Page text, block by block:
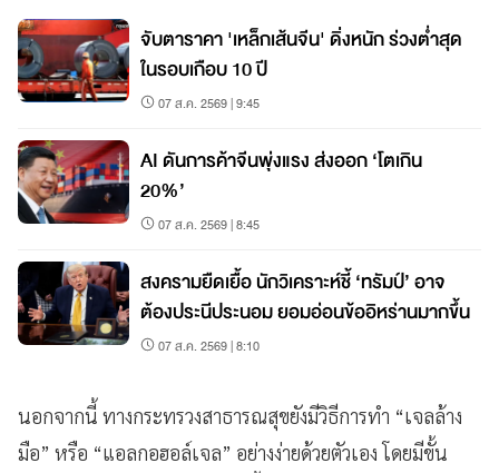
จับตาราคา 'เหล็กเส้นจีน' ดิ่งหนัก ร่วงต่ำสุด
ในรอบเกือบ 10 ปี
07 ส.ค. 2569 | 9:45
AI ดันการค้าจีนพุ่งแรง ส่งออก ‘โตเกิน
20%’
07 ส.ค. 2569 | 8:45
สงครามยืดเยื้อ นักวิเคราะห์ชี้ ‘ทรัมป์’ อาจ
ต้องประนีประนอม ยอมอ่อนข้ออิหร่านมากขึ้น
07 ส.ค. 2569 | 8:10
นอกจากนี้ ทางกระทรวงสาธารณสุขยังมีวิธีการทำ “เจลล้าง
มือ” หรือ “แอลกอฮอล์เจล” อย่างง่ายด้วยตัวเอง โดยมีขั้น